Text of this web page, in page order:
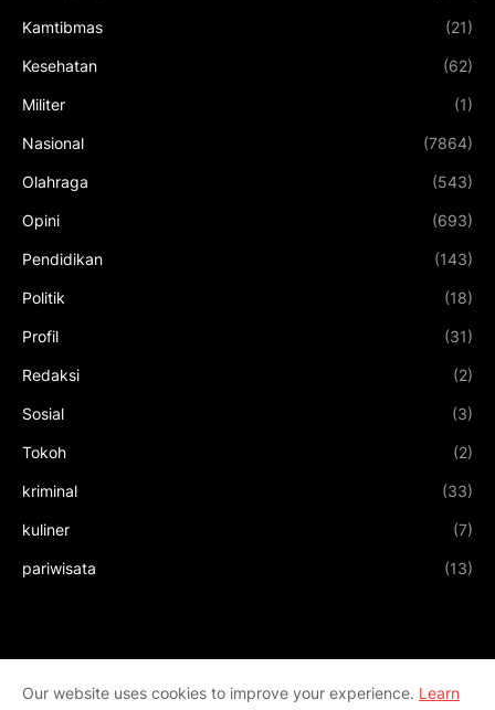
Kamtibmas (21)
Kesehatan (62)
Militer (1)
Nasional (7864)
Olahraga (543)
Opini (693)
Pendidikan (143)
Politik (18)
Profil (31)
Redaksi (2)
Sosial (3)
Tokoh (2)
kriminal (33)
kuliner (7)
pariwisata (13)
Our website uses cookies to improve your experience. Learn